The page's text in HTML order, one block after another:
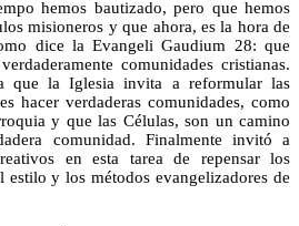
hemos bautizado, pero que hemos
misioneros y que ahora, es la hora de
dice la Evangeli Gaudium 28: que
comunidades cristianas.
que la Iglesia invita a reformular las
hacer verdaderas comunidades, como
y que las Células, son un camino
comunidad. Finalmente invitó a
en esta tarea de repensar los
estilo y los métodos evangelizadores de